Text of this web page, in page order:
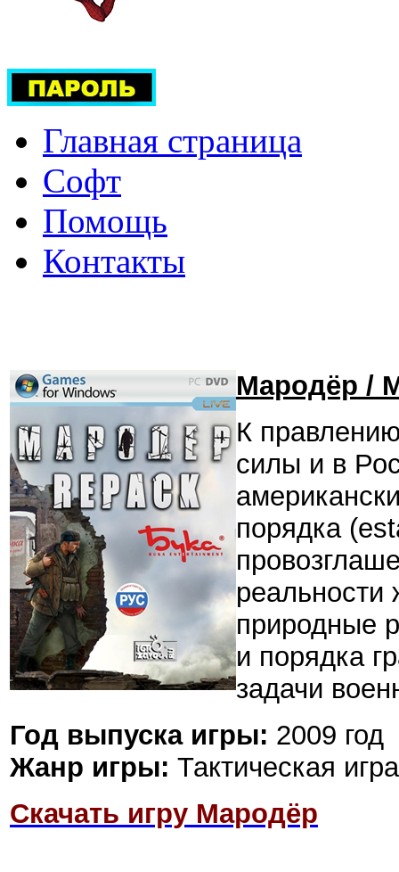
Главная страница
Софт
Помощь
Контакты
Мародёр /
К
силы и в
порядка
реальности
природные
и порядка
задачи
Год выпуска игры: 2009 год
Жанр игры: Тактическая
Скачать игру Мародёр